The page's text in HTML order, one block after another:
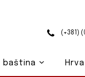
(+381)
baština